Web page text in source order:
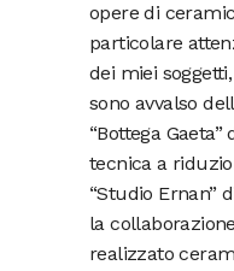
opere di
particolare
dei miei
sono avvalso
“Bottega
tecnica a
“Studio Ernan”
la
realizzato